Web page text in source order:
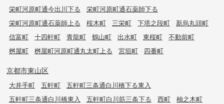
栄町河原町通今出川下る
栄町河原町通石薬師下る
栄町河原町通石薬師上る
桜木町 三栄町 下塔之段町
新烏丸頭町
信富町
十四軒町 青龍町 鶴山町 出水町 東桜町
不動前町
桝屋町
桝屋町河原町通丸太町上る 宮垣町 四番町
京都市東山区
大井手町 五軒町
五軒町三条通白川橋下る東入
五軒町三条通白川橋東入
五軒町白川筋三条下る 西町 柚之木町